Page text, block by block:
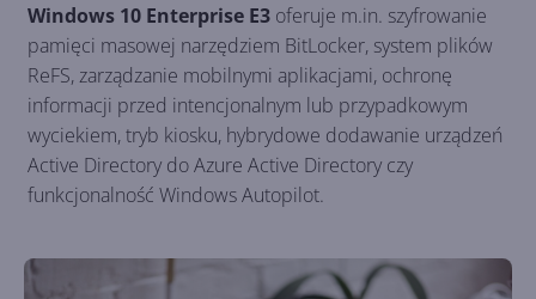
Windows 10 Enterprise E3 oferuje m.in. szyfrowanie
pamięci masowej narzędziem BitLocker, system plików
ReFS, zarządzanie mobilnymi aplikacjami, ochronę
informacji przed intencjonalnym lub przypadkowym
wyciekiem, tryb kiosku, hybrydowe dodawanie urządzeń
Active Directory do Azure Active Directory czy
funkcjonalność Windows Autopilot.